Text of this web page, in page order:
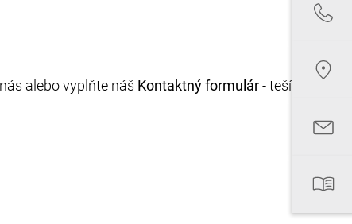
alebo vyplňte náš Kontaktný formulár- tešíme